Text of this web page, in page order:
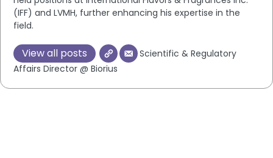
(IFF) and LVMH, further enhancing his expertise in the
field.
View all posts
Scientific & Regulatory
Affairs Director @ Biorius